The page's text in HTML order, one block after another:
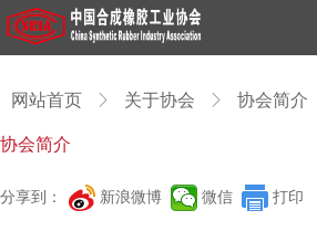
网站首页 ꁕ 关于协会 ꁕ 协会简介
协会简介
分享到： 新浪微博 微信 打印